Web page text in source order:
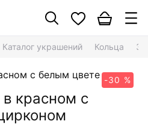
Каталог украшений Кольца
-30 %
в красном с